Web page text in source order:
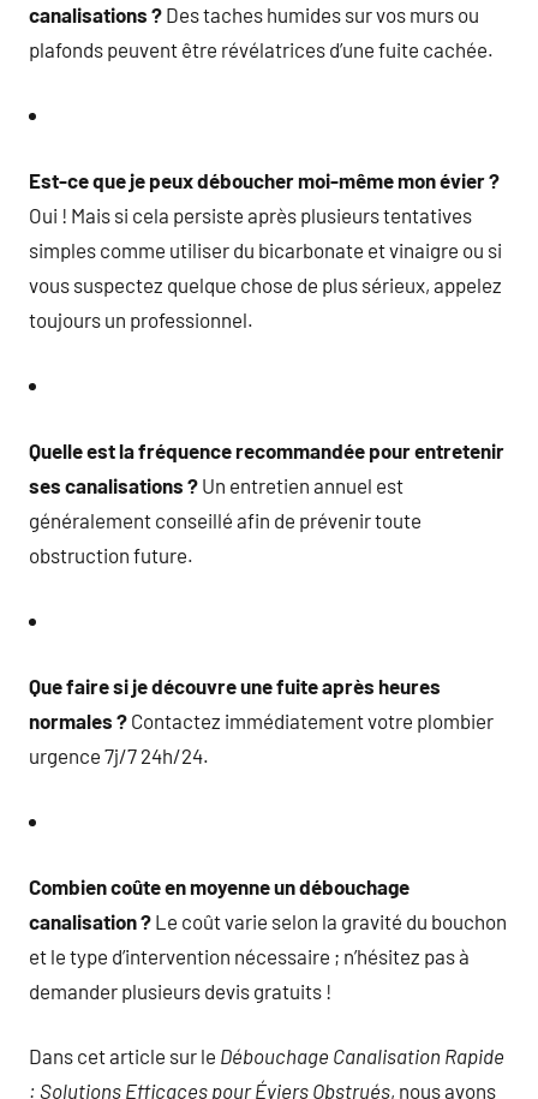
canalisations ? Des taches humides sur vos murs ou
plafonds peuvent être révélatrices d’une fuite cachée.
Est-ce que je peux déboucher moi-même mon évier ?
Oui ! Mais si cela persiste après plusieurs tentatives
simples comme utiliser du bicarbonate et vinaigre ou si
vous suspectez quelque chose de plus sérieux, appelez
toujours un professionnel.
Quelle est la fréquence recommandée pour entretenir
ses canalisations ? Un entretien annuel est
généralement conseillé afin de prévenir toute
obstruction future.
Que faire si je découvre une fuite après heures
normales ? Contactez immédiatement votre plombier
urgence 7j/7 24h/24.
Combien coûte en moyenne un débouchage
canalisation ? Le coût varie selon la gravité du bouchon
et le type d’intervention nécessaire ; n’hésitez pas à
demander plusieurs devis gratuits !
Dans cet article sur le Débouchage Canalisation Rapide
: Solutions Efficaces pour Éviers Obstrués, nous avons